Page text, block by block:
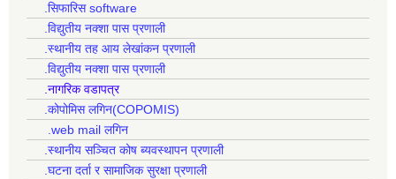
.सिफारिस software
.विद्युतीय नक्शा पास प्रणाली
.स्थानीय तह आय लेखांकन प्रणाली
.विद्युतीय नक्शा पास प्रणाली
.नागरिक वडापत्र
.कोपोमिस लगिन(COPOMIS)
.web mail लगिन
.स्थानीय सञ्चित कोष ब्यवस्थापन प्रणाली
.घटना दर्ता र सामाजिक सुरक्षा प्रणाली